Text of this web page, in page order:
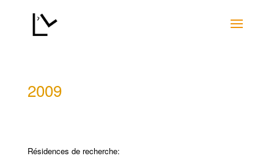
2009
Résidences de recherche: